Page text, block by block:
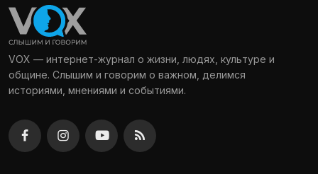
VOX — интернет-журнал о жизни, людях, культуре и
общине. Слышим и говорим о важном, делимся
историями, мнениями и событиями.